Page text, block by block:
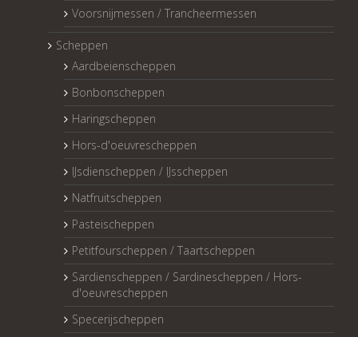
Voorsnijmessen / Trancheermessen
Scheppen
Aardbeienscheppen
Bonbonscheppen
Haringscheppen
Hors-d'oeuvrescheppen
IJsdienscheppen / IJsscheppen
Natfruitscheppen
Pasteischeppen
Petitfourscheppen / Taartscheppen
Sardienscheppen / Sardinescheppen / Hors-
d'oeuvrescheppen
Specerijscheppen